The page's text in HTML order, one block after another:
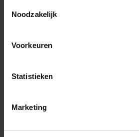
Noodzakelijk
Voorkeuren
Statistieken
Marketing
Differentiële elektrische
– 1.400 nm
In combinatie met een